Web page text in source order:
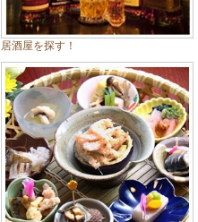
居酒屋を探す！